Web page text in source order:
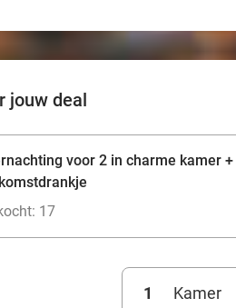
jouw deal
voor 2 in charme kamer
17
1 Kamer